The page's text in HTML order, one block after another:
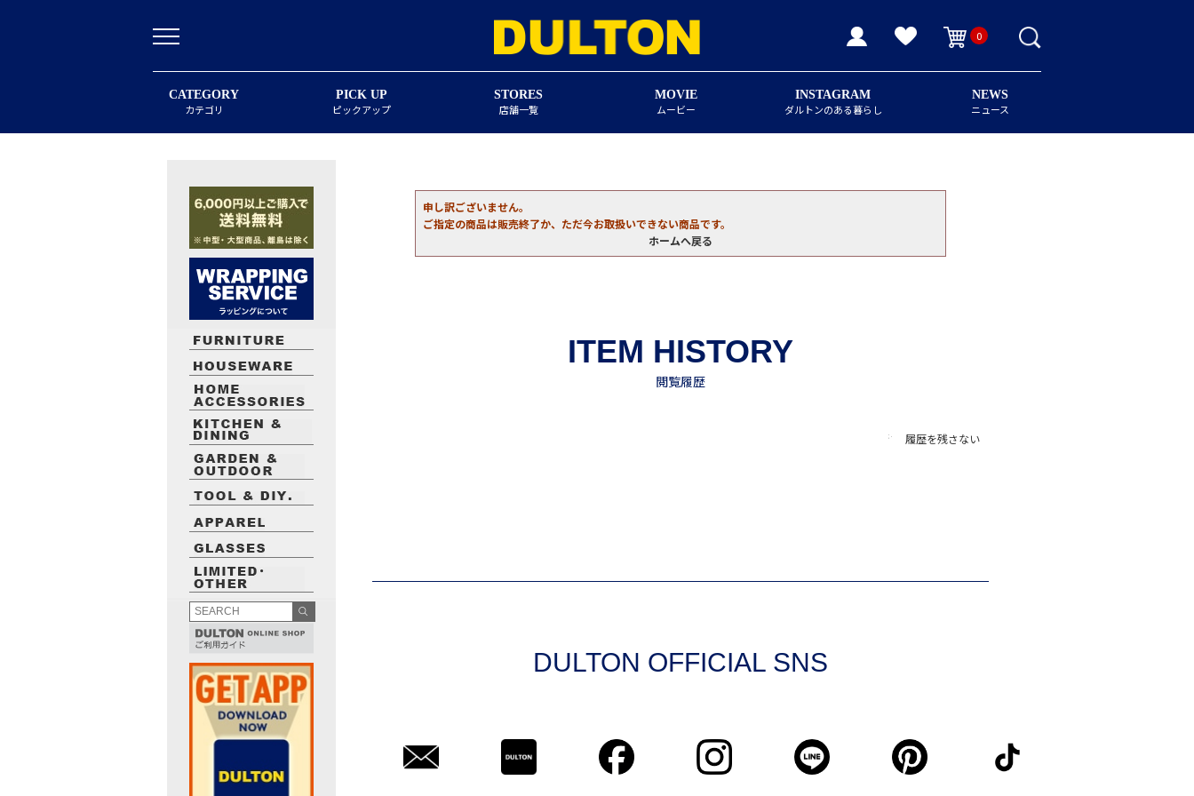
0
CATEGORY
カテゴリ
PICK UP
ピックアップ
STORES
店舗一覧
MOVIE
ムービー
INSTAGRAM
ダルトンのある暮らし
NEWS
ニュース
申し訳ございません。
ご指定の商品は販売終了か、ただ今お取扱いできない商品です。
ホームへ戻る
履歴を残さない
DULTON OFFICIAL SNS